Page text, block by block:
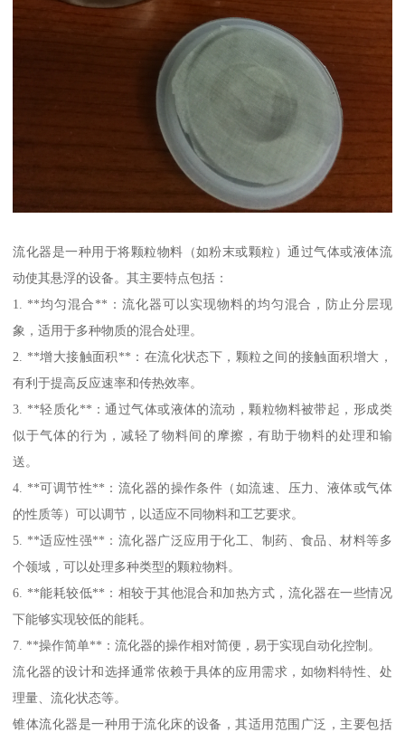
流化器是一种用于将颗粒物料（如粉末或颗粒）通过气体或液体流
动使其悬浮的设备。其主要特点包括：
1. **均匀混合**：流化器可以实现物料的均匀混合，防止分层现
象，适用于多种物质的混合处理。
2. **增大接触面积**：在流化状态下，颗粒之间的接触面积增大，
有利于提高反应速率和传热效率。
3. **轻质化**：通过气体或液体的流动，颗粒物料被带起，形成类
似于气体的行为，减轻了物料间的摩擦，有助于物料的处理和输
送。
4. **可调节性**：流化器的操作条件（如流速、压力、液体或气体
的性质等）可以调节，以适应不同物料和工艺要求。
5. **适应性强**：流化器广泛应用于化工、制药、食品、材料等多
个领域，可以处理多种类型的颗粒物料。
6. **能耗较低**：相较于其他混合和加热方式，流化器在一些情况
下能够实现较低的能耗。
7. **操作简单**：流化器的操作相对简便，易于实现自动化控制。
流化器的设计和选择通常依赖于具体的应用需求，如物料特性、处
理量、流化状态等。
锥体流化器是一种用于流化床的设备，其适用范围广泛，主要包括